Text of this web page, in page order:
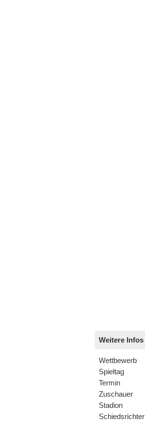
Weitere Infos
Wettbewerb
Spieltag
Termin
Zuschauer
Stadion
Schiedsrichter